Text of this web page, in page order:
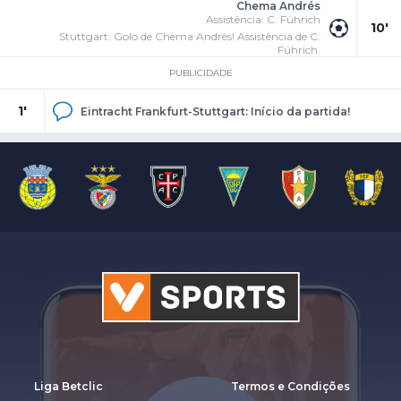
10'
Chema Andrés
Assistência: C. Führich
Stuttgart: Golo de Chema Andrés! Assistência de C.
Führich.
PUBLICIDADE
1' Eintracht Frankfurt-Stuttgart: Início da partida!
Liga Betclic Termos e Condições